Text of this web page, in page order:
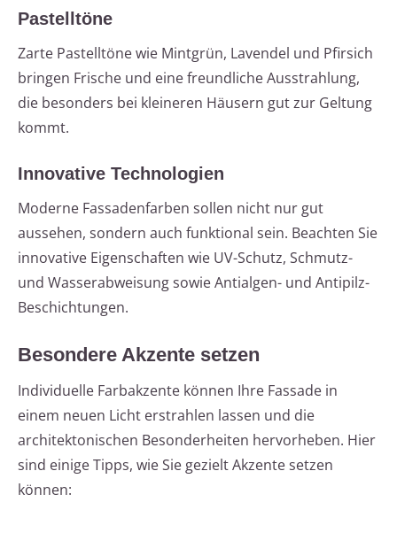
Pastelltöne
Zarte Pastelltöne wie Mintgrün, Lavendel und Pfirsich
bringen Frische und eine freundliche Ausstrahlung,
die besonders bei kleineren Häusern gut zur Geltung
kommt.
Innovative Technologien
Moderne Fassadenfarben sollen nicht nur gut
aussehen, sondern auch funktional sein. Beachten Sie
innovative Eigenschaften wie UV-Schutz, Schmutz-
und Wasserabweisung sowie Antialgen- und Antipilz-
Beschichtungen.
Besondere Akzente setzen
Individuelle Farbakzente können Ihre Fassade in
einem neuen Licht erstrahlen lassen und die
architektonischen Besonderheiten hervorheben. Hier
sind einige Tipps, wie Sie gezielt Akzente setzen
können: